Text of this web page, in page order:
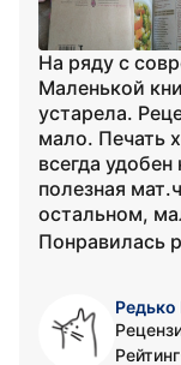
На ряду с
Маленькой
устарела.
мало. Печать
всегда
полезная
остальном,
Понравилась
Рейтинг